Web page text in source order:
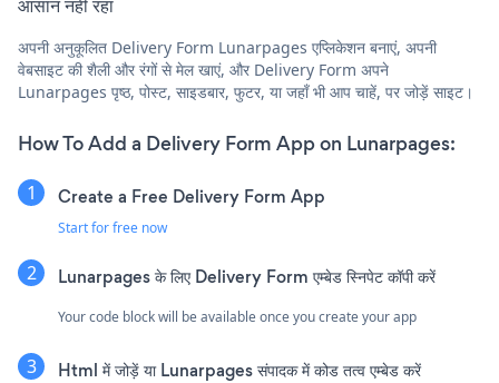
अपनी अनुकूलित Delivery Form Lunarpages एप्लिकेशन बनाएं, अपनी
वेबसाइट की शैली और रंगों से मेल खाएं, और Delivery Form अपने
Lunarpages पृष्ठ, पोस्ट, साइडबार, फुटर, या जहाँ भी आप चाहें, पर जोड़ें साइट।
How To Add a Delivery Form App on Lunarpages:
Create a Free Delivery Form App
Start for free now
Lunarpages के लिए Delivery Form एम्बेड स्निपेट कॉपी करें
Your code block will be available once you create your app
Html में जोड़ें या Lunarpages संपादक में कोड तत्व एम्बेड करें